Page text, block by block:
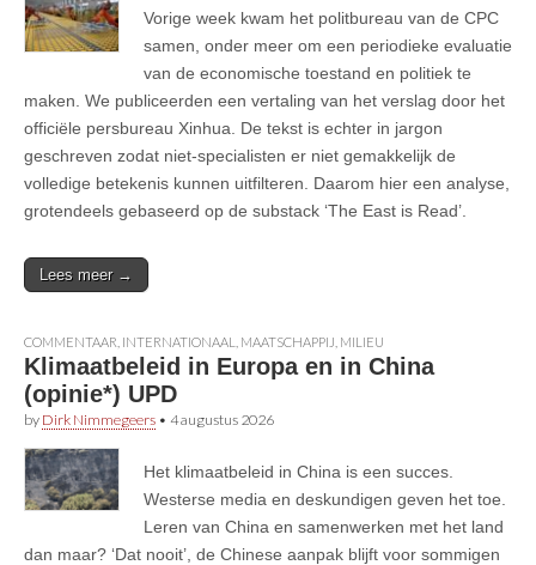
Vorige week kwam het politbureau van de CPC
samen, onder meer om een periodieke evaluatie
van de economische toestand en politiek te
maken. We publiceerden een vertaling van het verslag door het
officiële persbureau Xinhua. De tekst is echter in jargon
geschreven zodat niet-specialisten er niet gemakkelijk de
volledige betekenis kunnen uitfilteren. Daarom hier een analyse,
grotendeels gebaseerd op de substack ‘The East is Read’.
Lees meer →
COMMENTAAR INTERNATIONAAL MAATSCHAPPIJ MILIEU
Klimaatbeleid in Europa en in China
(opinie*) UPD
by Dirk Nimmegeers • 4 augustus 2026
Het klimaatbeleid in China is een succes.
Westerse media en deskundigen geven het toe.
Leren van China en samenwerken met het land
dan maar? ‘Dat nooit’, de Chinese aanpak blijft voor sommigen